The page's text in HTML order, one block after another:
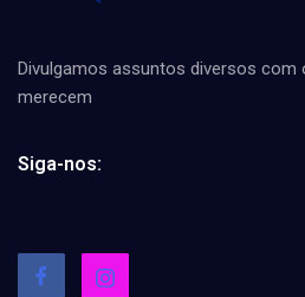
Divulgamos assuntos diversos
merecem
Siga-nos: